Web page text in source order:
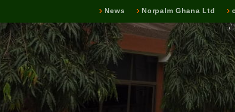
News Norpalm Ghana Ltd